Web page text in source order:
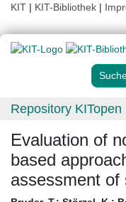
KIT | KIT-Bibliothek |
Repository KITopen
Evaluation of
based
assessment of